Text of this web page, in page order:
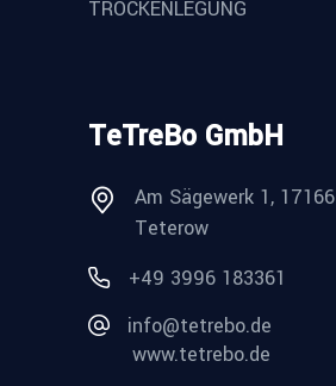
TROCKENLEGUNG
TeTreBo GmbH
Am Sägewerk 1, 17166
Teterow
+49 3996 183361
info@tetrebo.de
www.tetrebo.de